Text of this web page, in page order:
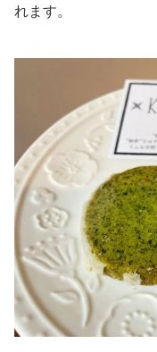
れます。